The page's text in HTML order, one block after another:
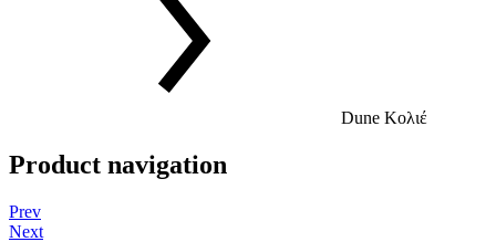
Dune Κολιέ
Product navigation
Prev
Next